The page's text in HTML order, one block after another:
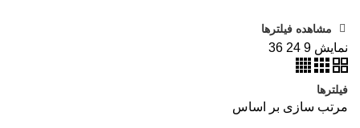
مشاهده فیلترها
نمایش 9
24
36
فیلترها
مرتب سازی بر اساس